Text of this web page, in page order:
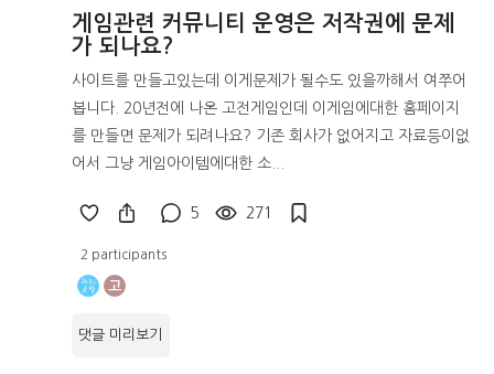
게임관련 커뮤니티 운영은 저작권에 문제
가 되나요?
사이트를 만들고있는데 이게문제가 될수도 있을까해서 여쭈어
봅니다. 20년전에 나온 고전게임인데 이게임에대한 홈페이지
를 만들면 문제가 되려나요? 기존 회사가 없어지고 자료등이없
어서 그냥 게임아이템에대한 소...
5 271
2 participants
고
댓글 미리보기